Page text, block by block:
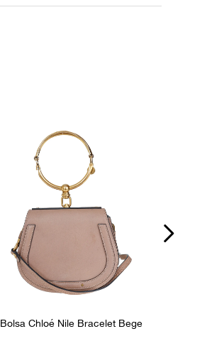
Dia a Dia
Bolsa Chloé Nile Bracelet Bege